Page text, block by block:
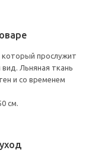
прослужит
Льняная ткань
и со временем
см.